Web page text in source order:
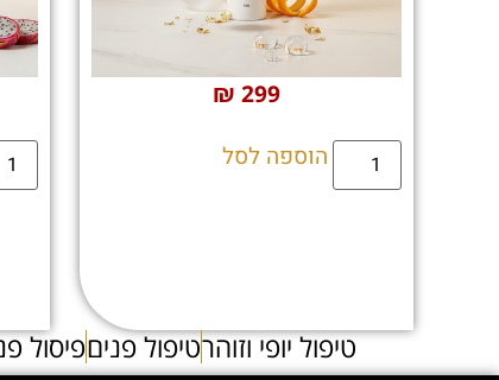
₪ 299
הוספה לסל
טיפול יופי וזוהרטיפול פניםפיסול